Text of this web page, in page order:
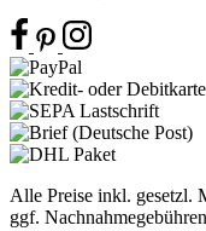
Alle Preise inkl. gesetzl.
ggf.